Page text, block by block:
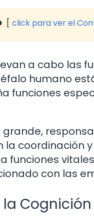
click para ver el
a cabo las
humano
funciones
la coordinación y
funciones
con las
la Cognición